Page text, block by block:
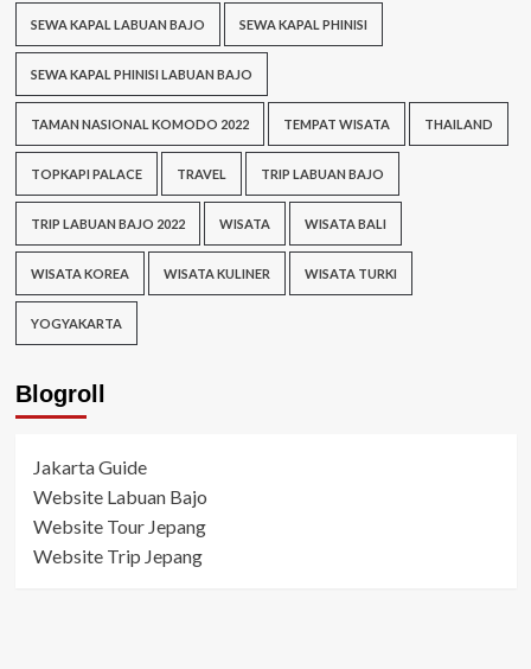
SEWA KAPAL LABUAN BAJO SEWA KAPAL PHINISI
SEWA KAPAL PHINISI LABUAN BAJO
TAMAN NASIONAL KOMODO 2022 TEMPAT WISATA THAILAND
TOPKAPI PALACE TRAVEL TRIP LABUAN BAJO
TRIP LABUAN BAJO 2022 WISATA WISATA BALI
WISATA KOREA WISATA KULINER WISATA TURKI
YOGYAKARTA
Blogroll
Jakarta Guide
Website Labuan Bajo
Website Tour Jepang
Website Trip Jepang